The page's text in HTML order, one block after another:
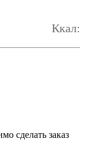
Ккал:
сделать заказ